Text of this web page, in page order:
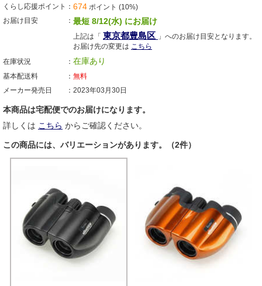
くらし応援ポイント 674 ポイント (10%)
お届け目安
最短 8/12(水) にお届け
上記は「 東京都豊島区 」へのお届け目安となります。
お届け先の変更は こちら
在庫状況
在庫あり
基本配送料
無料
メーカー発売日
2023年03月30日
本商品は宅配便でのお届けになります。
詳しくは こちら からご確認ください。
この商品には、バリエーションがあります。（2件）